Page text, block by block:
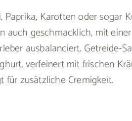
Karotten oder sogar
auch geschmacklich, mit
ausbalanciert. Getreide-
verfeinert mit frischen
für zusätzliche Cremigkeit.